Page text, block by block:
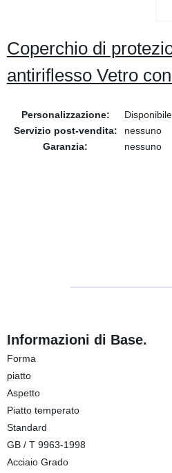
Coperchio di
antiriflesso Vetro
Personalizzazione:
Disponibile
Servizio post-vendita:
nessuno
Garanzia:
nessuno
Informazioni di Base.
Forma
piatto
Aspetto
Piatto temperato
Standard
GB / T 9963-1998
Acciaio Grado